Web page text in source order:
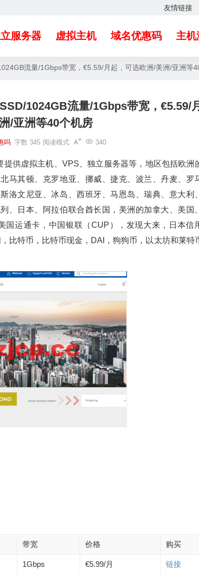
友情链接
服务器 虚拟主机 域名优惠码 主机
流量/1Gbps带宽，€5.59/月起，可选欧洲/美洲/亚洲等
1024GB流量/1Gbps带宽，€5.59/月
/亚洲等40个机房
吗 340
字数 345 阅读模式
提供虚拟主机、VPS、独立服务器等，地区包括欧洲
马其顿、克罗地亚、挪威、捷克、波兰、丹麦、罗
洛文尼亚、冰岛、西班牙、马恩岛、瑞典、意大利
、日本、阿拉伯联合酋长国，美洲的加拿大、美国
运通卡，中国银联（CUP），发现大来，日本信
比特币，比特币现金，DAI，狗狗币，以太坊和莱特
带宽 价格 购买
1Gbps €5.99/月 链接